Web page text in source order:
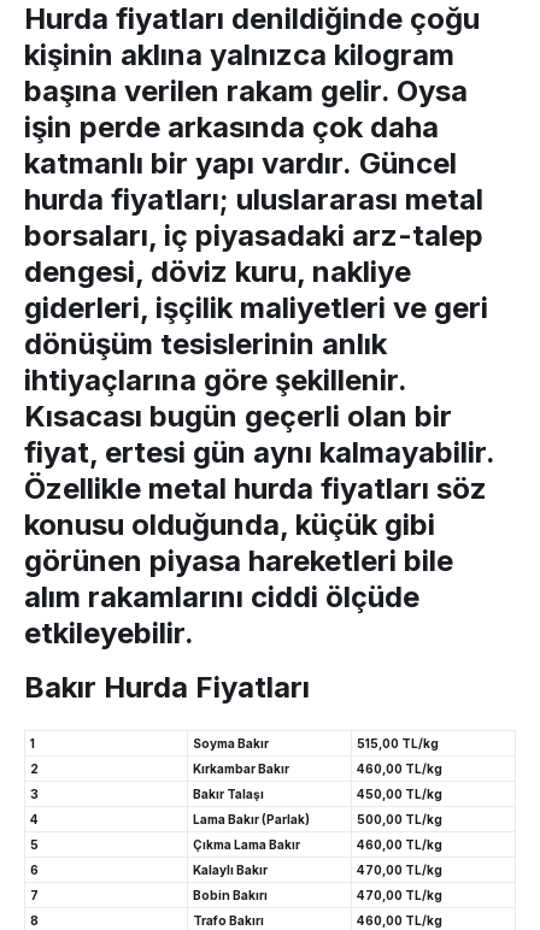
Hurda fiyatları denildiğinde çoğu
kişinin aklına yalnızca kilogram
başına verilen rakam gelir. Oysa
işin perde arkasında çok daha
katmanlı bir yapı vardır. Güncel
hurda fiyatları; uluslararası metal
borsaları, iç piyasadaki arz-talep
dengesi, döviz kuru, nakliye
giderleri, işçilik maliyetleri ve geri
dönüşüm tesislerinin anlık
ihtiyaçlarına göre şekillenir.
Kısacası bugün geçerli olan bir
fiyat, ertesi gün aynı kalmayabilir.
Özellikle metal hurda fiyatları söz
konusu olduğunda, küçük gibi
görünen piyasa hareketleri bile
alım rakamlarını ciddi ölçüde
etkileyebilir.
Bakır Hurda Fiyatları
1 Soyma Bakır
515,00 TL/kg
2
Kırkambar Bakır
460,00 TL/kg
3
Bakır Talaşı
450,00 TL/kg
4
Lama Bakır (Parlak)
500,00 TL/kg
5
Çıkma Lama Bakır
460,00 TL/kg
6
Kalaylı Bakır
470,00 TL/kg
7
Bobin Bakırı
470,00 TL/kg
8
Trafo Bakırı
460,00 TL/kg